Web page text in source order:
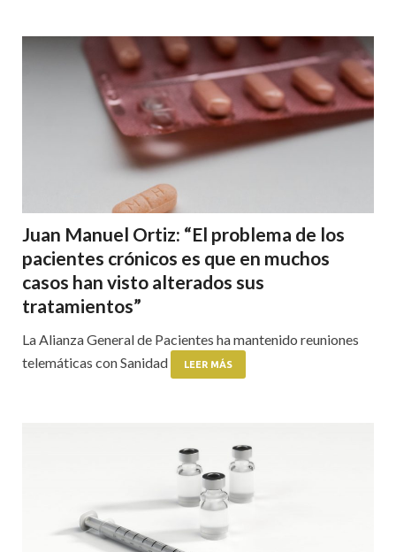
Juan Manuel Ortiz: “El problema de los
pacientes crónicos es que en muchos
casos han visto alterados sus
tratamientos”
La Alianza General de Pacientes ha mantenido reuniones
telemáticas con Sanidad
LEER MÁS